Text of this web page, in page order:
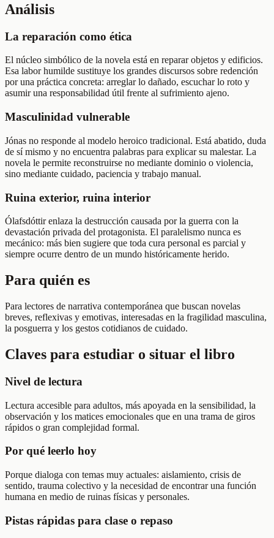
Análisis
La reparación como ética
El núcleo simbólico de la novela está en reparar objetos y edificios.
Esa labor humilde sustituye los grandes discursos sobre redención
por una práctica concreta: arreglar lo dañado, escuchar lo roto y
asumir una responsabilidad útil frente al sufrimiento ajeno.
Masculinidad vulnerable
Jónas no responde al modelo heroico tradicional. Está abatido, duda
de sí mismo y no encuentra palabras para explicar su malestar. La
novela le permite reconstruirse no mediante dominio o violencia,
sino mediante cuidado, paciencia y trabajo manual.
Ruina exterior, ruina interior
Ólafsdóttir enlaza la destrucción causada por la guerra con la
devastación privada del protagonista. El paralelismo nunca es
mecánico: más bien sugiere que toda cura personal es parcial y
siempre ocurre dentro de un mundo históricamente herido.
Para quién es
Para lectores de narrativa contemporánea que buscan novelas
breves, reflexivas y emotivas, interesadas en la fragilidad masculina,
la posguerra y los gestos cotidianos de cuidado.
Claves para estudiar o situar el libro
Nivel de lectura
Lectura accesible para adultos, más apoyada en la sensibilidad, la
observación y los matices emocionales que en una trama de giros
rápidos o gran complejidad formal.
Por qué leerlo hoy
Porque dialoga con temas muy actuales: aislamiento, crisis de
sentido, trauma colectivo y la necesidad de encontrar una función
humana en medio de ruinas físicas y personales.
Pistas rápidas para clase o repaso